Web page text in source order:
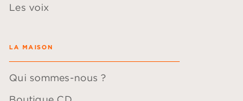
Les voix
LA MAISON
Qui sommes-nous ?